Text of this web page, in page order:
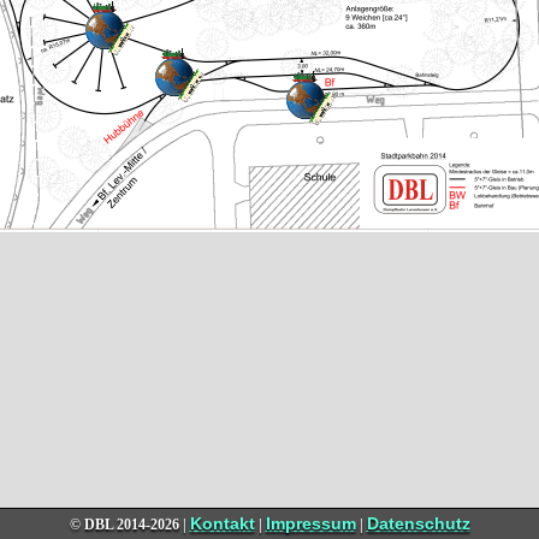
© DBL2014-2026 | Kontakt| Impressum| Datenschutz